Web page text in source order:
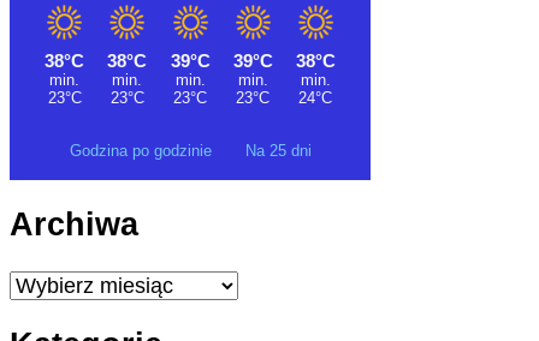
Godzina po godzinie Na 25 dni
Archiwa
Archiwa